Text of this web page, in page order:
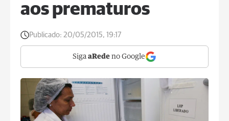
aos prematuros
Publicado: 20/05/2015, 19:17
Siga aRede no Google